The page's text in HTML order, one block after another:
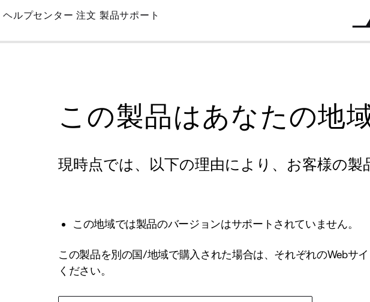
Skip
Main
ヘルプセンター 注文 製品サポート
この製品はあなたの地
現時点では、以下の理由により、お客様の
この地域では製品のバージョンはサポートされていません。
この製品を別の国/地域で購入された場合は、それぞれのWebサ
ください。